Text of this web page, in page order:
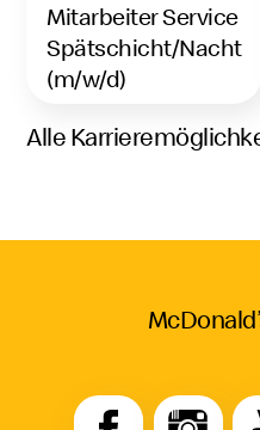
Mitarbeiter Service
Spätschicht/Nacht
(m/w/d)
Alle